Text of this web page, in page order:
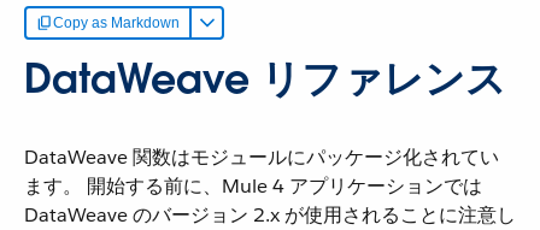
Copy as Markdown
DataWeave リファレンス
DataWeave 関数はモジュールにパッケージ化されてい
ます。 開始する前に、Mule 4 アプリケーションでは
DataWeave のバージョン 2.x が使用されることに注意し